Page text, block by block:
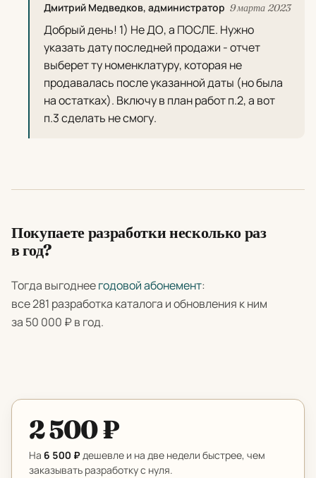
Дмитрий Медведков, администратор 9 марта 2023
Добрый день! 1) Не ДО, а ПОСЛЕ. Нужно
указать дату последней продажи - отчет
выберет ту номенклатуру, которая не
продавалась после указанной даты (но была
на остатках). Включу в план работ п.2, а вот
п.3 сделать не смогу.
Покупаете разработки несколько раз
в год?
Тогда выгоднеегодовой абонемент:
все 281 разработка каталога и обновления к ним
за 50 000 ₽ в год.
2 500 ₽
На 6 500 ₽дешевле и на две недели быстрее, чем
заказывать разработку с нуля.